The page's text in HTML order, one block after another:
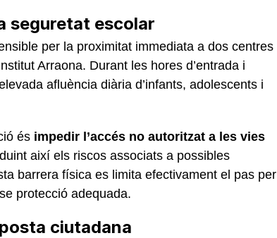
seguretat escolar
per la proximitat immediata a dos centres
Arraona. Durant les hores d’entrada i
afluència diària d’infants, adolescents i
és impedir l’accés no autoritzat a les vies
així els riscos associats a possibles
barrera física es limita efectivament el pas per
protecció adequada.
ciutadana